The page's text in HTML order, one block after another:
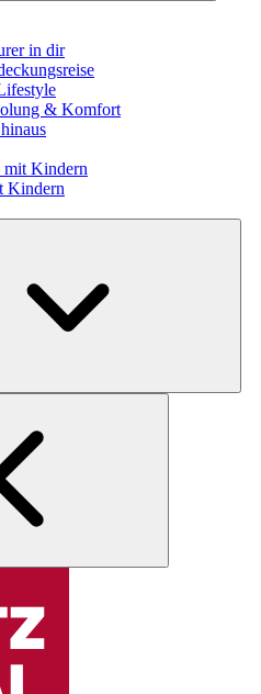
in dir
& Komfort
mit Kindern
Kindern